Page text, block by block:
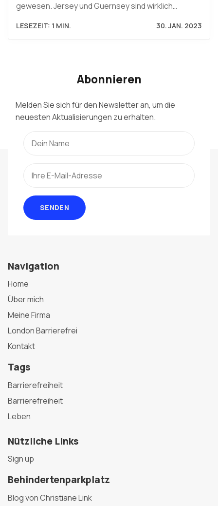
gewesen. Jersey und Guernsey sind wirklich…
LESEZEIT: 1 MIN. 30. JAN. 2023
Abonnieren
Melden Sie sich für den Newsletter an, um die
neuesten Aktualisierungen zu erhalten.
SENDEN
Navigation
Home
Über mich
Meine Firma
London Barrierefrei
Kontakt
Tags
Barrierefreiheit
Barrierefreiheit
Leben
Nützliche Links
Sign up
Behindertenparkplatz
Blog von Christiane Link